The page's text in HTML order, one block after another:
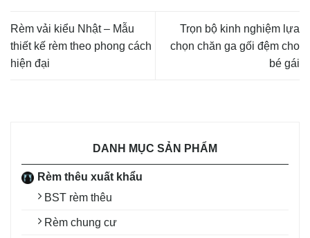
DANH MỤC SẢN PHẨM
Rèm thêu xuất khẩu
BST rèm thêu
Rèm chung cư
Rèm vải kiểu Nhật – Mẫu
thiết kế rèm theo phong cách
hiện đại
Trọn bộ kinh nghiệm lựa
chọn chăn ga gối đệm cho
bé gái